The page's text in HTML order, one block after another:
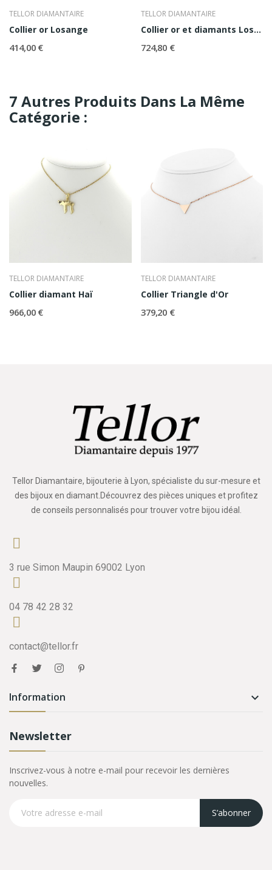
TELLOR DIAMANTAIRE
Collier or Losange
414,00 €
TELLOR DIAMANTAIRE
Collier or et diamants Losange
724,80 €
7 Autres Produits Dans La Même
Catégorie :
TELLOR DIAMANTAIRE
Collier diamant Haï
966,00 €
TELLOR DIAMANTAIRE
Collier Triangle d'Or
379,20 €
Tellor Diamantaire, bijouterie à Lyon, spécialiste du sur-mesure et
des bijoux en diamant.Découvrez des pièces uniques et profitez
de conseils personnalisés pour trouver votre bijou idéal.
3 rue Simon Maupin 69002 Lyon
04 78 42 28 32
contact@tellor.fr
Information 
Newsletter
Inscrivez-vous à notre e-mail pour recevoir les dernières
nouvelles.
S’abonner